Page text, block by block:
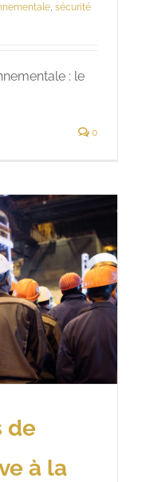
sécurité
: le
0
de
à la